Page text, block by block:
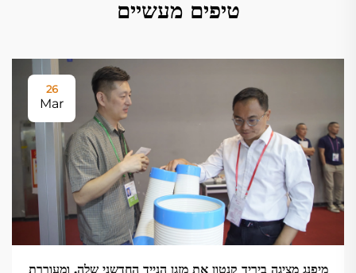
טיפים מעשיים
26
Mar
מיפנג מציגה ביריד קנטון את מזגן הנייד החדשני שלה, ומעוררת